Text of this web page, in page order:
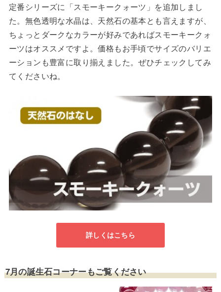
定番シリーズに「スモーキークォーツ」を追加しまし
た。無色透明な水晶は、天然石の基本とも言えますが、
ちょっとダークなカラーが好みであればスモーキークォ
ーツはオススメですよ。価格もお手頃でサイズのバリエ
ーションも豊富に取り揃えました。ぜひチェックしてみ
てくださいね。
詳しくはこちら
7月の誕生石コーナーもご覧ください